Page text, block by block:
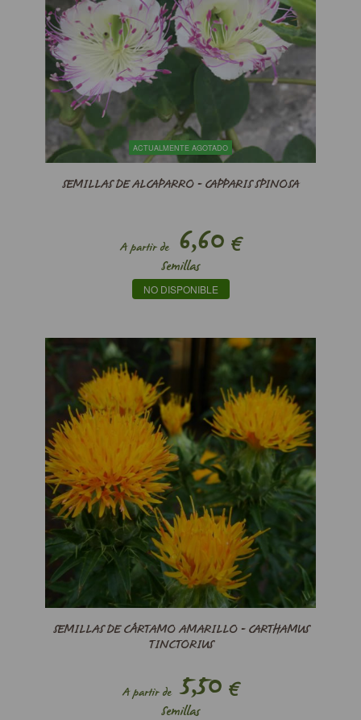
ACTUALMENTE AGOTADO
SEMILLAS DE ALCAPARRO - CAPPARIS SPINOSA
A partir de6,60 €
Semillas
NO DISPONIBLE
SEMILLAS DE CÁRTAMO AMARILLO - CARTHAMUS
TINCTORIUS
A partir de5,50 €
Semillas